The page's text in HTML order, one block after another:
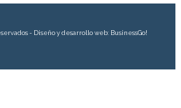
- Diseño y desarrollo web: BusinessGo!